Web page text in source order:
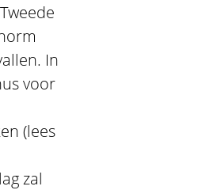
In
voor
(lees
zal